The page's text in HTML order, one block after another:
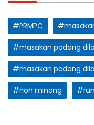
#PRMPC
#masakan padang
#masakan padang
#non minang